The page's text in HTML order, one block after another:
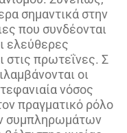
σημαντικά στην
που συνδέονται
ελεύθερες
στις πρωτεΐνες. Σ
οι
νόσος
πραγματικό ρόλο
συμπληρωμάτων